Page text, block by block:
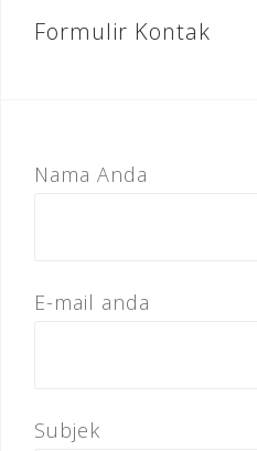
Formulir Kontak
Nama Anda
E-mail anda
Subjek